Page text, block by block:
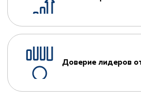
Доверие лидеров